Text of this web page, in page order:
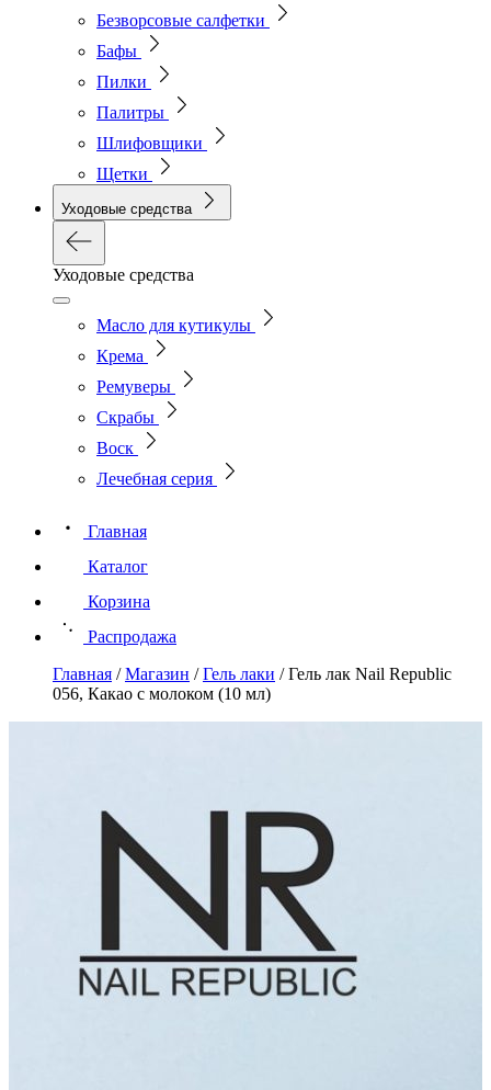
Безворсовые салфетки
Бафы
Пилки
Палитры
Шлифовщики
Щетки
Уходовые средства
Уходовые средства
Масло для кутикулы
Крема
Ремуверы
Скрабы
Воск
Лечебная серия
Главная
Каталог
Корзина
Распродажа
Главная /Магазин /Гель лаки /Гель лак Nail Republic
056, Какао с молоком (10 мл)